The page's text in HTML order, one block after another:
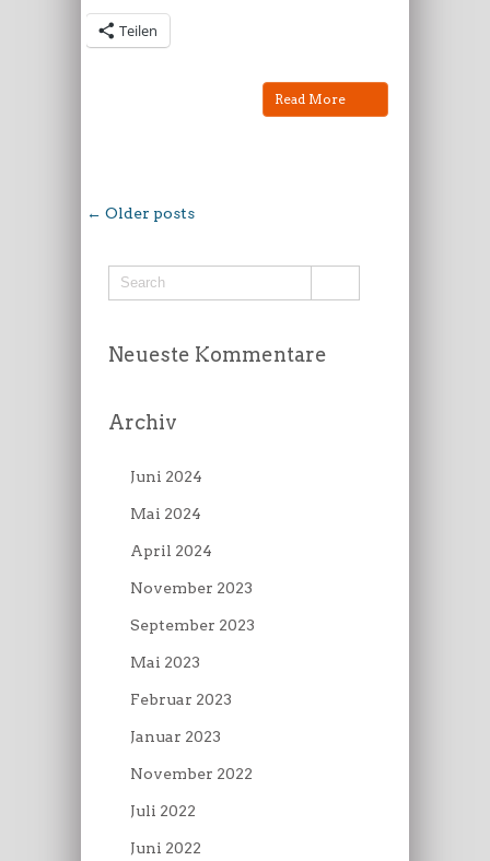
Teilen
Read More
← Older posts
Neueste Kommentare
Archiv
Juni 2024
Mai 2024
April 2024
November 2023
September 2023
Mai 2023
Februar 2023
Januar 2023
November 2022
Juli 2022
Juni 2022